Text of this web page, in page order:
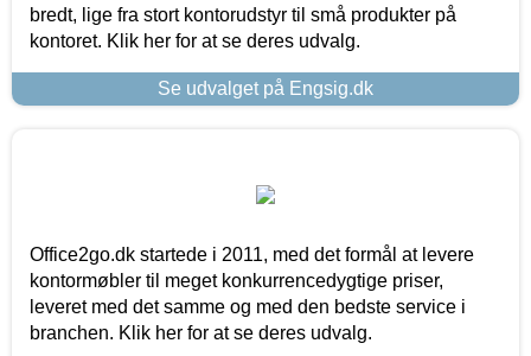
bredt, lige fra stort kontorudstyr til små produkter på
kontoret. Klik her for at se deres udvalg.
Se udvalget på Engsig.dk
Office2go.dk startede i 2011, med det formål at levere
kontormøbler til meget konkurrencedygtige priser,
leveret med det samme og med den bedste service i
branchen. Klik her for at se deres udvalg.